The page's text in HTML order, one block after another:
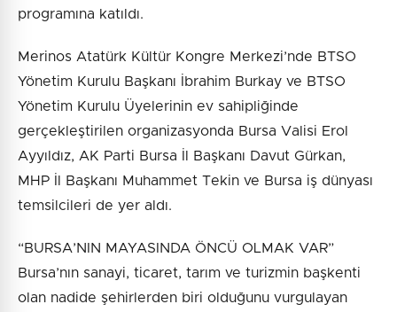
programına katıldı.
Merinos Atatürk Kültür Kongre Merkezi’nde BTSO
Yönetim Kurulu Başkanı İbrahim Burkay ve BTSO
Yönetim Kurulu Üyelerinin ev sahipliğinde
gerçekleştirilen organizasyonda Bursa Valisi Erol
Ayyıldız, AK Parti Bursa İl Başkanı Davut Gürkan,
MHP İl Başkanı Muhammet Tekin ve Bursa iş dünyası
temsilcileri de yer aldı.
“BURSA’NIN MAYASINDA ÖNCÜ OLMAK VAR”
Bursa’nın sanayi, ticaret, tarım ve turizmin başkenti
olan nadide şehirlerden biri olduğunu vurgulayan